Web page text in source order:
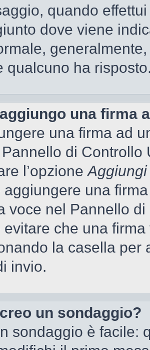
quando
dove viene
qualcuno ha
una firma
una firma ad
di Controllo
l’opzione
aggiungere una
voce nel Pannello
evitare che una
la casella per
invio.
un sondaggio?
sondaggio è facile: